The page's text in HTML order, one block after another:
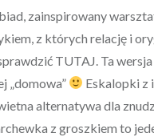
zainspirowany
z których relację i
TUTAJ. Ta
„domowa”
Eskalopki z
alternatywa dla
z groszkiem to